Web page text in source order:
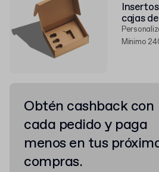
cajas
Mínimo
Obtén cashback con
cada pedido y paga
menos en tus
compras.